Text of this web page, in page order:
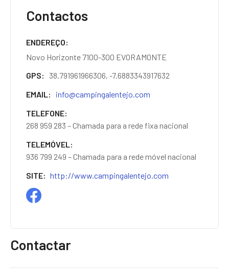
Contactos
ENDEREÇO
Novo Horizonte 7100-300 EVORAMONTE
GPS
38.791961966306, -7.6883343917632
EMAIL
info@campingalentejo.com
TELEFONE
268 959 283 – Chamada para a rede fixa nacional
TELEMÓVEL
936 799 249 – Chamada para a rede móvel nacional
SITE
http://www.campingalentejo.com
Contactar